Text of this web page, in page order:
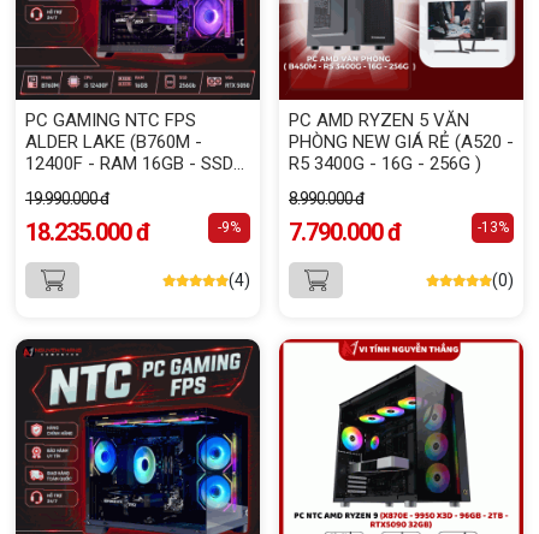
PC GAMING NTC FPS
ALDER LAKE (B760M -
12400F - RAM 16GB - SSD
19.990.000 đ
18.235.000 đ -9%
(4)
PC AMD RYZEN 5 VĂN
PHÒNG NEW GIÁ RẺ (A520 -
R5 3400G - 16G - 256G )
8.990.000 đ
7.790.000 đ -13%
(0)